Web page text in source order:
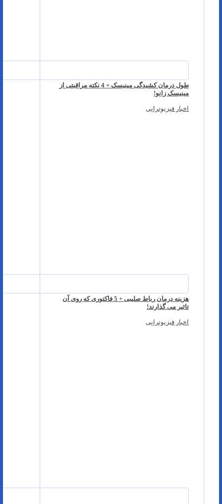
طول درمان کشیدگی مینیسک + 4 نکته مراقبتی از
مینیسک زانو!
اخبار فیزیوتراپی
هزینه درمان رباط صلیبی + 5 فاکتوری که روی آن
تاثیر می گذارند!
اخبار فیزیوتراپی